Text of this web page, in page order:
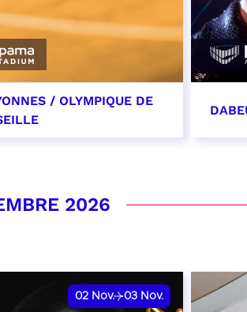
/ OLYMPIQUE DE
2026
02 Nov. 03 Nov.